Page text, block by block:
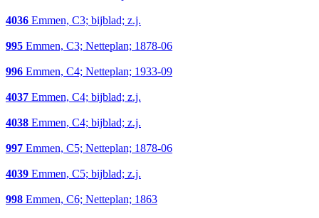
4036 Emmen, C3; bijblad; z.j.
995 Emmen, C3; Netteplan; 1878-06
996 Emmen, C4; Netteplan; 1933-09
4037 Emmen, C4; bijblad; z.j.
4038 Emmen, C4; bijblad; z.j.
997 Emmen, C5; Netteplan; 1878-06
4039 Emmen, C5; bijblad; z.j.
998 Emmen, C6; Netteplan; 1863